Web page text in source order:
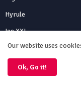
Hyrule
Ice XXI
Ide Bisnis
Iklim
Our website uses
Ok, Go it!